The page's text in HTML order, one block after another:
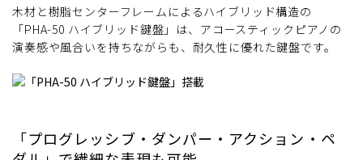
木材と樹脂センターフレームによるハイブリッド構造の
「PHA-50 ハイブリッド鍵盤」は、アコースティックピアノの
演奏感や風合いを持ちながらも、耐久性に優れた鍵盤です。
「プログレッシブ・ダンパー・アクション・ペ